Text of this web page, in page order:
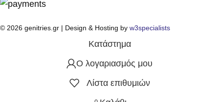
© 2026 genitries.gr | Design & Hosting by w3specialists
Κατάστημα
Ο λογαριασμός μου
Λίστα επιθυμιών